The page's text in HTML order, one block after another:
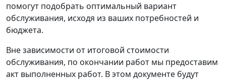
помогут подобрать оптимальный вариант
обслуживания, исходя из ваших потребностей и
бюджета.
Вне зависимости от итоговой стоимости
обслуживания, по окончании работ мы предоставим
акт выполненных работ. В этом документе будут